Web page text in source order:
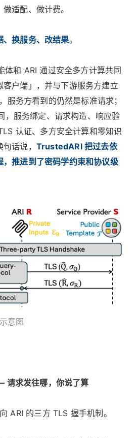
适配、做计费。
、换服务、改结果。
体和 ARI 通过安全多方计算共同
户端」，并与下游服务方建立
服务方看到的仍然是标准请求；
，服务绑定、请求构造、响应验
认证、多方安全计算和零知识
话说， TrustedARI 把过去依
推进到了密码学约束和协议级
意图
请求发往哪，你说了算
ARI 的三方 TLS 握手机制。